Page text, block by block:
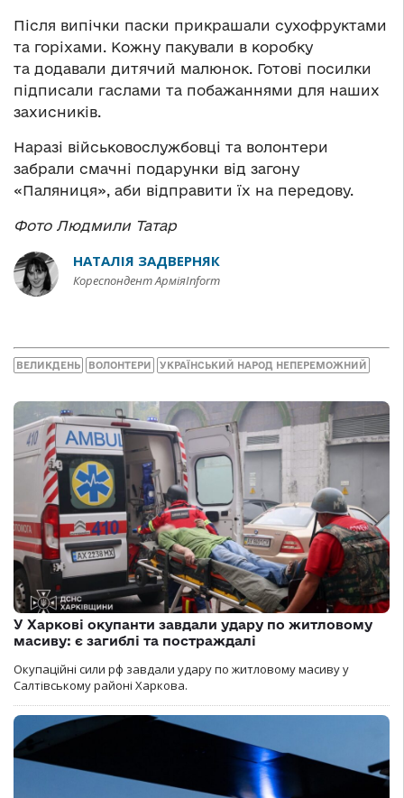
Після випічки паски прикрашали сухофруктами
та горіхами. Кожну пакували в коробку
та додавали дитячий малюнок. Готові посилки
підписали гаслами та побажаннями для наших
захисників.
Наразі військовослужбовці та волонтери
забрали смачні подарунки від загону
«Паляниця», аби відправити їх на передову.
Фото Людмили Татар
НАТАЛІЯ ЗАДВЕРНЯК
Кореспондент АрміяInform
ВЕЛИКДЕНЬ ВОЛОНТЕРИ УКРАЇНСЬКИЙ НАРОД НЕПЕРЕМОЖНИЙ
У Харкові окупанти завдали удару по житловому
масиву: є загиблі та постраждалі
Окупаційні сили рф завдали удару по житловому масиву у
Салтівському районі Харкова.